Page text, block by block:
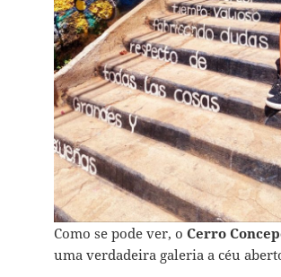
Como se pode ver, o Cerro
uma verdadeira galeria a céu